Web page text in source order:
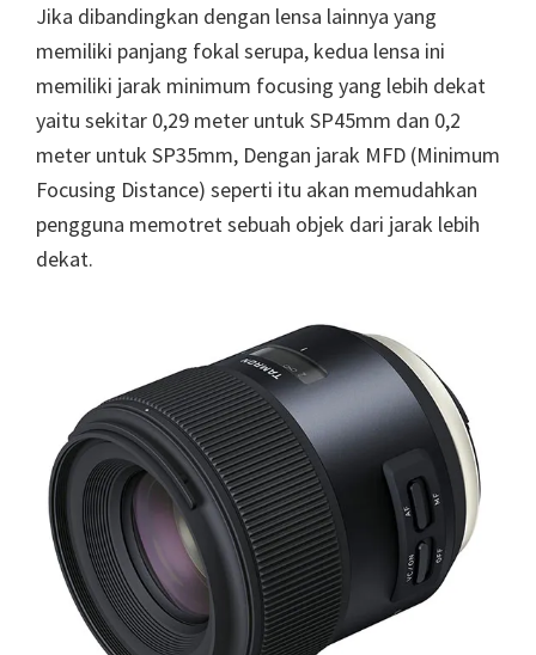
Jika dibandingkan dengan lensa lainnya yang
memiliki panjang fokal serupa, kedua lensa ini
memiliki jarak minimum focusing yang lebih dekat
yaitu sekitar 0,29 meter untuk SP45mm dan 0,2
meter untuk SP35mm, Dengan jarak MFD (Minimum
Focusing Distance) seperti itu akan memudahkan
pengguna memotret sebuah objek dari jarak lebih
dekat.